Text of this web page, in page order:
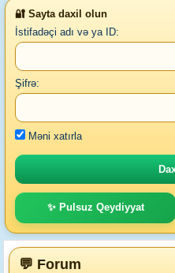
🔐 Sayta daxil olun
İstifadəçi adı və ya ID:
Şifrə:
Məni xatırla
✨ Pulsuz Qeydiyyat
💬 Forum